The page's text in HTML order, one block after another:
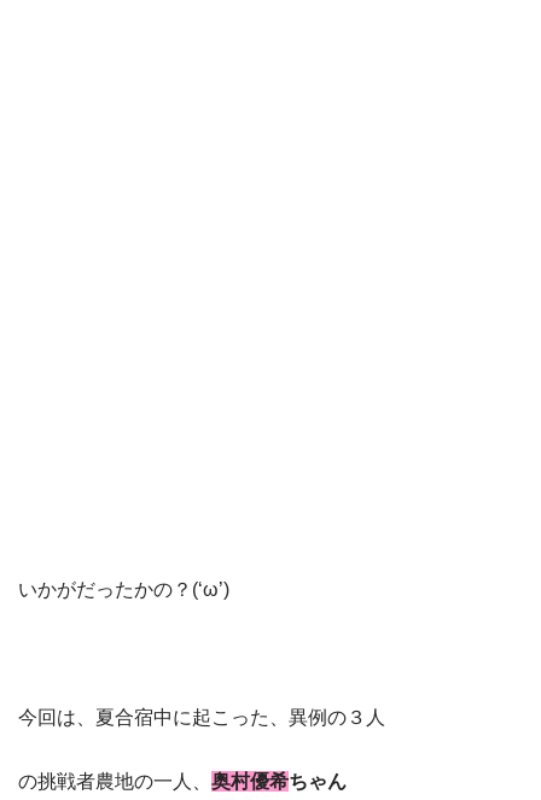
いかがだったかの？(‘ω’)
今回は、夏合宿中に起こった、異例の３人
の挑戦者農地の一人、 奥村優希ちゃん